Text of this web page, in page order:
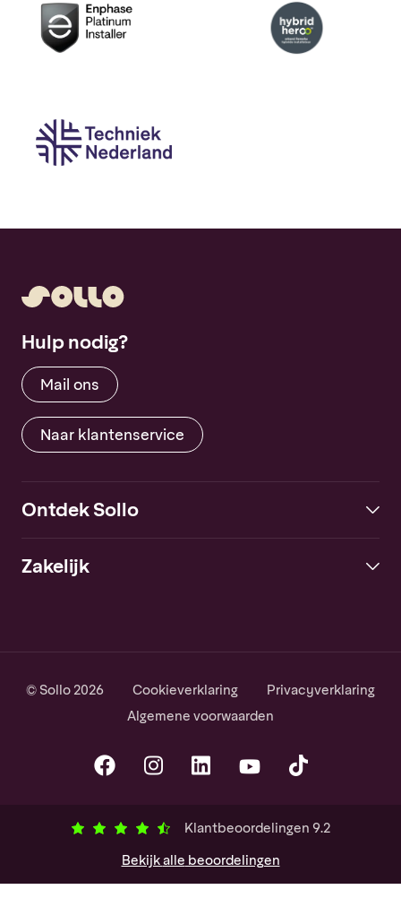
Hulp nodig?
Mail ons
Naar klantenservice
Ontdek Sollo
Zakelijk
© Sollo 2026 Cookieverklaring
Privacyverklaring
Algemene voorwaarden
Klantbeoordelingen 9.2
Bekijkalle beoordelingen